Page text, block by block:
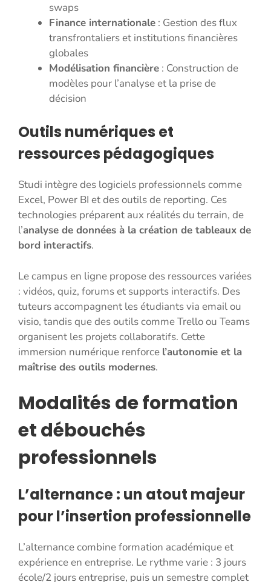
swaps
Finance internationale : Gestion des flux
transfrontaliers et institutions financières
globales
Modélisation financière : Construction de
modèles pour l’analyse et la prise de
décision
Outils numériques et
ressources pédagogiques
Studi intègre des logiciels professionnels comme
Excel, Power BI et des outils de reporting. Ces
technologies préparent aux réalités du terrain, de
l’analyse de données à la création de tableaux de
bord interactifs.
Le campus en ligne propose des ressources variées
: vidéos, quiz, forums et supports interactifs. Des
tuteurs accompagnent les étudiants via email ou
visio, tandis que des outils comme Trello ou Teams
organisent les projets collaboratifs. Cette
immersion numérique renforce l’autonomie et la
maîtrise des outils modernes.
Modalités de formation
et débouchés
professionnels
L’alternance : un atout majeur
pour l’insertion professionnelle
L’alternance combine formation académique et
expérience en entreprise. Le rythme varie : 3 jours
école/2 jours entreprise, puis un semestre complet